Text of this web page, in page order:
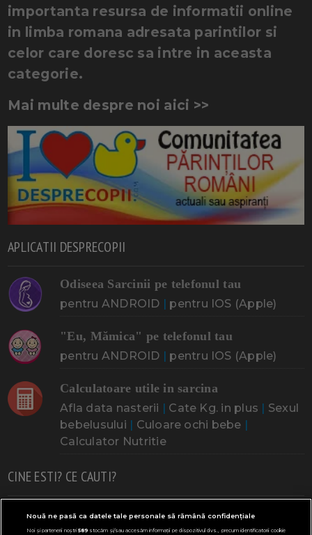
importanta resursa de informatii online
in limba romana adresata parintilor si
celor care doresc sa intre in aceasta
categorie.
Mai multe despre noi aici >>
APLICATII DESPRECOPII
Odiseea Sarcinii pe telefonul tau
pentru ANDROID | pentru IOS (Apple)
"Eu, Mămica" pe telefonul tau
pentru ANDROID | pentru IOS (Apple)
Calculatoare utile in sarcina
Afla data nasterii | Cate Kg. in plus | Sexul
bebelusului | Culoare ochi bebe |
Calculator Nutritie
CINE ESTI? CE CAUTI?
Doresc un copil Adoptia Probleme cu sarcina
Nouă ne pasă ca datele tale personale să rămână confidențiale
Noi și partenerii noștri589stocăm și/sau accesăm informații pe dispozitivul dvs., precum identificatorii cookie